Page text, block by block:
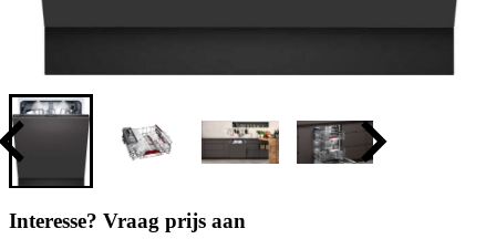
Interesse? Vraag prijs aan